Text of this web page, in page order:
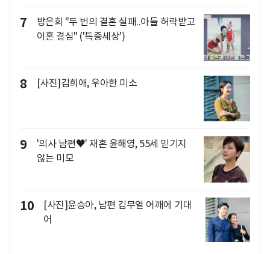
7
방은희 "두 번의 결혼 실패..아들 허락받고
이혼 결심" ('특종세상')
8 [사진]김희애, 우아한 미소
9
'의사 남편♥' 재혼 윤해영, 55세 믿기지
않는 미모
10
[사진]윤승아, 남편 김무열 어깨에 기대
어